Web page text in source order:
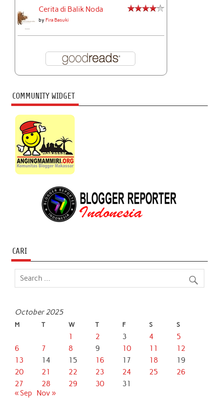
Cerita di Balik Noda
byFira Basuki
COMMUNITY WIDGET
CARI
October 2025
M T W T F S S
1 2 3 4
5
6
7 8 9 10 11
12
13
14 15 16 17 18
19
20
21 22 23 24 25
26
27
28 29 30
31
« Sep
Nov »